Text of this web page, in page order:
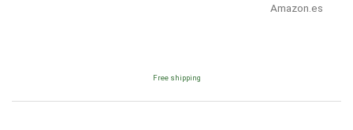
Amazon.es
Free shipping